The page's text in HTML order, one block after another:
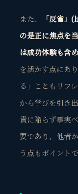
また、
「反省
の是正に焦点を
は成功体験も含め
を活かす点にあ
る」こともリフ
から学びを引き
責に陥らず事実
要であり、他者
う点もポイントで